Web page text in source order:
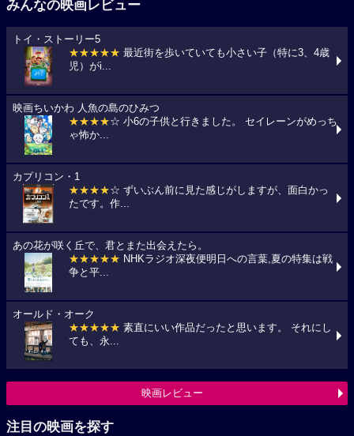
みんなの映画レビュー
トイ・ストーリー5
★★★★★ 最近街を歩いていても小さい子（特に3、4歳
児）がi...
映画ちいかわ 人魚の島のひみつ
★★★★☆ 小6の子供と行きました。 セイレーンがめっち
ゃ怖か...
カプリコン・1
★★★★☆ ずいぶん前に見た感じがしますが、面白かっ
たです。作...
あの花が咲く丘で、君とまた出会えたら。
★★★★★ NHKラジオ深夜便明日への言葉,夏の特集は戦
争と平...
オールド・オーク
★★★★★ 素直にいい作品だったと思います。 それにし
ても、永...
映画レビュー
注目の映画を探す